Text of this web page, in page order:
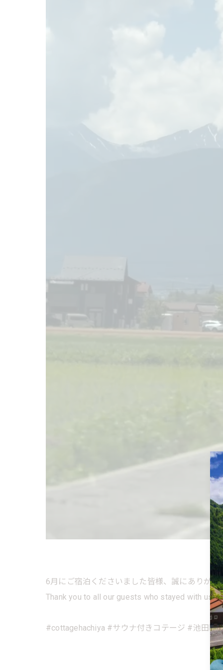
6月にご宿泊くださいました皆様、誠にありがと
Thank you to all our guests who stayed with us in
#cottagehachiya #サウナ付きコテージ #池田町